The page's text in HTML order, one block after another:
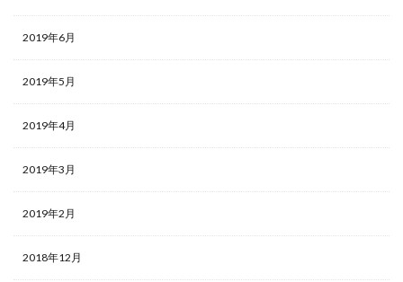
2019年6月
2019年5月
2019年4月
2019年3月
2019年2月
2018年12月